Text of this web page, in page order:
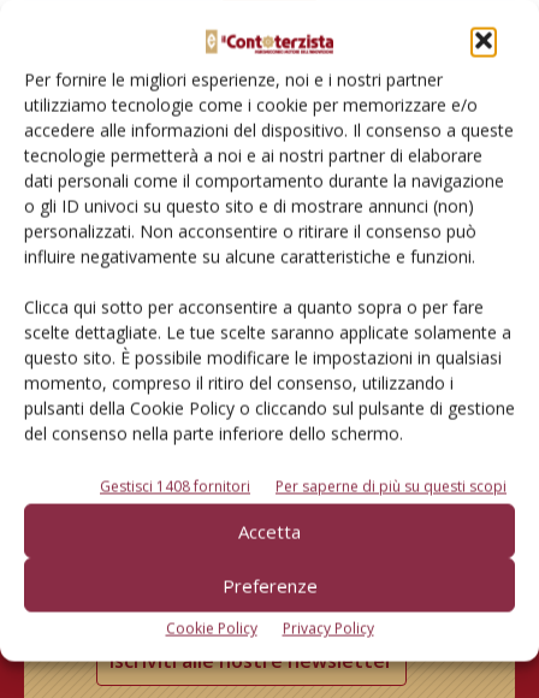
Per fornire le migliori esperienze, noi e i nostri partner
utilizziamo tecnologie come i cookie per memorizzare e/o
accedere alle informazioni del dispositivo. Il consenso a queste
tecnologie permetterà a noi e ai nostri partner di elaborare
dati personali come il comportamento durante la navigazione
o gli ID univoci su questo sito e di mostrare annunci (non)
personalizzati. Non acconsentire o ritirare il consenso può
influire negativamente su alcune caratteristiche e funzioni.
Clicca qui sotto per acconsentire a quanto sopra o per fare
scelte dettagliate. Le tue scelte saranno applicate solamente a
questo sito. È possibile modificare le impostazioni in qualsiasi
momento, compreso il ritiro del consenso, utilizzando i
pulsanti della Cookie Policy o cliccando sul pulsante di gestione
del consenso nella parte inferiore dello schermo.
Gestisci 1408 fornitori Per saperne di più su questi scopi
Accetta
Preferenze
Cookie Policy Privacy Policy
L'Esperto risponde
I consigli di Terra e Vita agli agricoltori
Cerca adesso
Rimani aggiornato sul mondo
dell’agricoltura
Iscriviti alle nostre newsletter